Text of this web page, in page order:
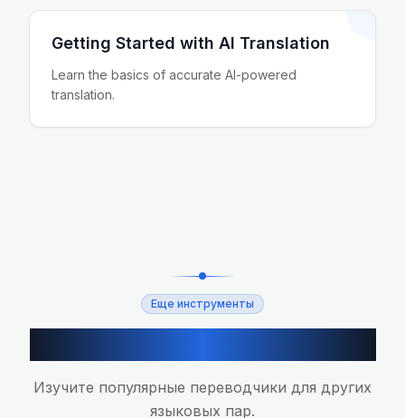
Getting Started with AI Translation
Learn the basics of accurate AI-powered
translation.
Еще инструменты
Изучите популярные переводчики для других
языковых пар.